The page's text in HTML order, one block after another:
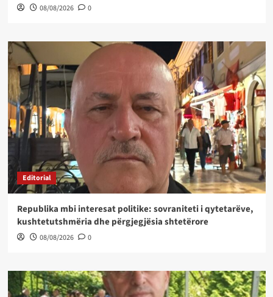
08/08/2026 0
Editorial
Republika mbi interesat politike: sovraniteti i qytetarëve,
kushtetutshmëria dhe përgjegjësia shtetërore
08/08/2026 0